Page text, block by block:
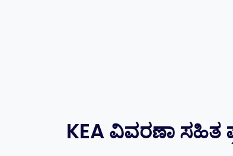
KEA ವಿವರಣಾ ಸಹಿತ